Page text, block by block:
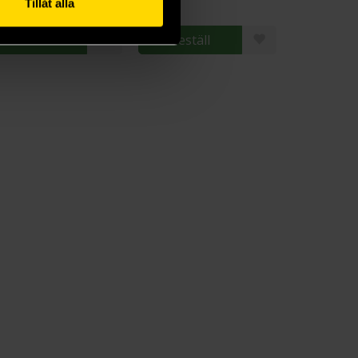
Tillåt alla
Längre leveranstid
Beställ Beställ